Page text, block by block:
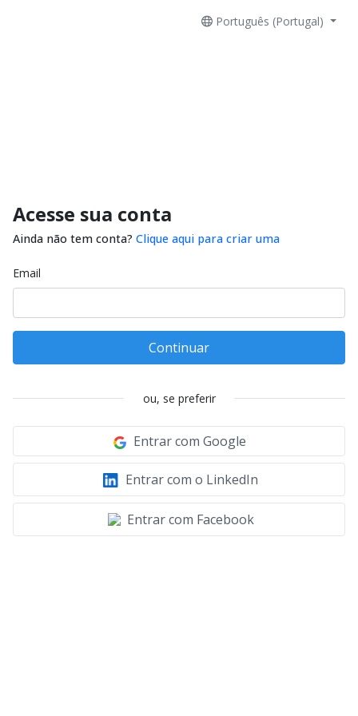
Português (Portugal)
Acesse sua conta
Ainda não tem conta? Clique aqui para criar uma
Email
Continuar
ou, se preferir
Entrar com Google
Entrar com o LinkedIn
Entrar com Facebook